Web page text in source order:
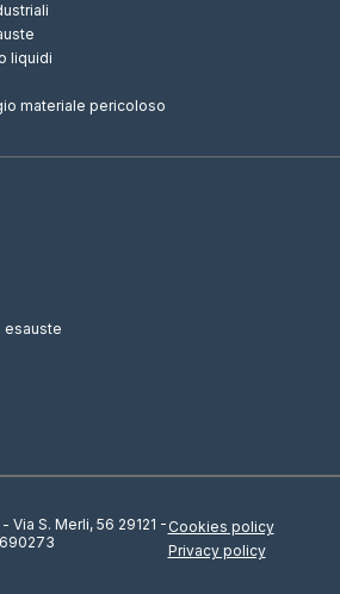
liquidi
materiale pericoloso
esauste
Via S. Merli, 56 29121 - Cookies policy
Privacy policy